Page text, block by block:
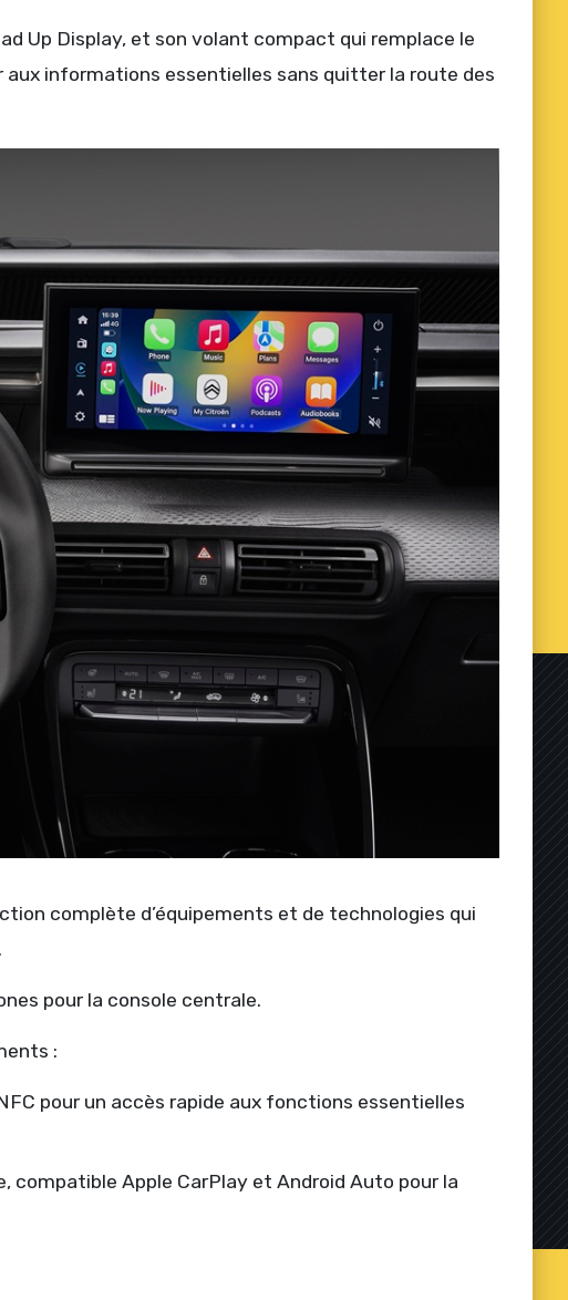
Up Display, et son volant compact qui remplace le
informations essentielles sans quitter la route des
complète d’équipements et de technologies qui
pour la console centrale.
:
pour un accès rapide aux fonctions essentielles
compatible Apple CarPlay et Android Auto pour la